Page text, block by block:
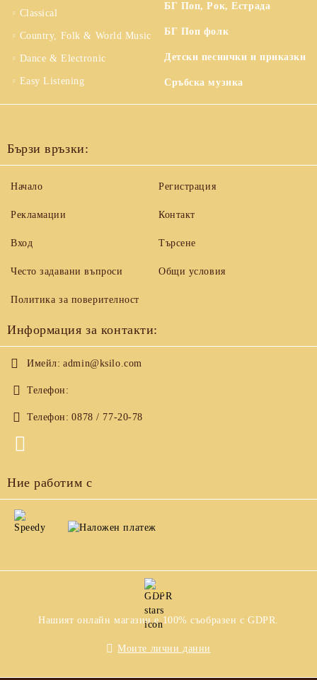
Classical
Country, Folk & World Music
Dance & Electronic
Easy Listening
БГ Поп, Рок, Естрада
БГ Поп фолк
Детски песнички и приказки
Сръбска музика
Бързи връзки:
Начало
Рекламации
Вход
Често задавани въпроси
Регистрация
Контакт
Търсене
Общи условия
Политика за поверителност
Информация за контакти:
Имейл: admin@ksilo.com
Телефон:
Телефон: 0878 / 77-20-78
Ние работим с
GDPR
Нашият онлайн магазин е 100% съобразен с GDPR.
Моите лични данни